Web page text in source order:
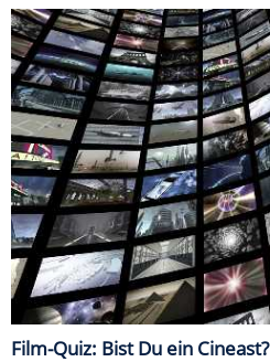
Film-Quiz: Bist Du ein Cineast?